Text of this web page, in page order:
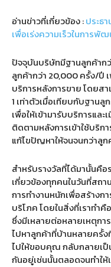
อ่านข่าวที่เกี่ยวข้อง :ประธ
เพื่อเร่งความเร็วในการพัฒ
ปัจจุบันบริษัทมีฐานลูกค้าก
ลูกค้ากว่า 20,000ครั้ง/ปี
บริการหลังการขาย โดยส
1 เท่าตัวเมื่อเทียบกับฐาน
เพื่อให้เข้ามารับบริการและ
ติดตามหลังการเข้าใช้บริก
แก้ไขปัญหาให้จนจนกว่าลูก
สำหรับรางวัลที่ได้มานั้นคือ
เกี่ยวข้องทุกคนในวันที่สถ
การทำงานหนักเพื่อสร้างก
บริโภค โดยในสิ่งที่เราทำ
ซึ่งมีเหลายต่อหลายเหตุก
ไปหาลูกค้าที่บ้านหลายครั้
ไปให้ขอบคุณ กลับกลายเ
กันอยู่เช่นนั้นตลอดจนทำใ